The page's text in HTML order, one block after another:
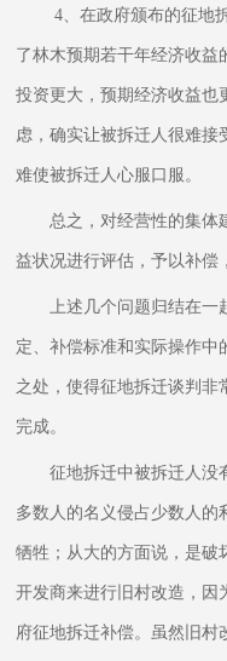
4、在政府颁布的征地拆
了林木预期若干年经济收益
投资更大，预期经济收益也
虑，确实让被拆迁人很难接
难使被拆迁人心服口服。
总之，对经营性的集体
益状况进行评估，予以补偿
上述几个问题归结在一
定、补偿标准和实际操作中
之处，使得征地拆迁谈判非
完成。
征地拆迁中被拆迁人没
多数人的名义侵占少数人的
牺牲；从大的方面说，是破
开发商来进行旧村改造，因
府征地拆迁补偿。虽然旧村